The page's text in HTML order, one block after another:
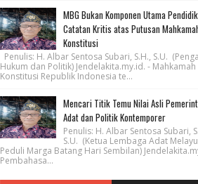
MBG Bukan Komponen Utama
Catatan Kritis atas Putusan
Konstitusi
Penulis: H. Albar Sentosa Subari, S.H., S.U.
Hukum dan Politik) Jendelakita.my.id. - Mahkamah
Konstitusi Republik Indonesia te...
Mencari Titik Temu Nilai Asli
Adat dan Politik Kontemporer
Penulis: H. Albar Sentosa Subari,
S.U. (Ketua Lembaga Adat Melayu
Peduli Marga Batang Hari Sembilan)
Pembahasa...